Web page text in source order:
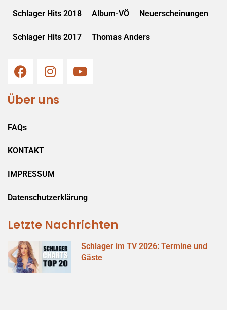
Schlager Hits 2018 Album-VÖ Neuerscheinungen
Schlager Hits 2017 Thomas Anders
Über uns
FAQs
KONTAKT
IMPRESSUM
Datenschutzerklärung
Letzte Nachrichten
Schlager im TV 2026: Termine und
Gäste